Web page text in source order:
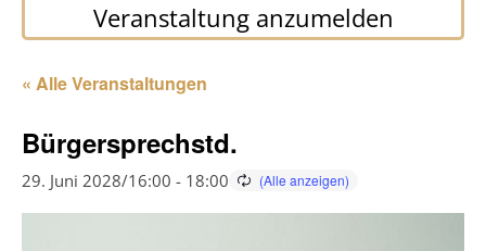
Veranstaltung anzumelden
« Alle Veranstaltungen
Bürgersprechstd.
29. Juni 2028/16:00 - 18:00